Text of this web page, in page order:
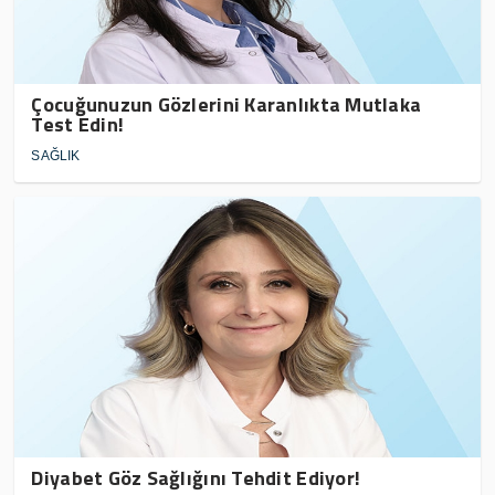
Çocuğunuzun Gözlerini Karanlıkta Mutlaka
Test Edin!
SAĞLIK
Diyabet Göz Sağlığını Tehdit Ediyor!